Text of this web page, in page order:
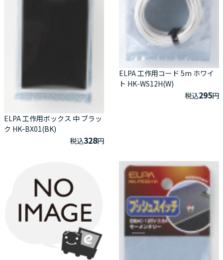
ELPA 工作用ボックス 中 ブラッ
ク HK-BX01(BK)
税込328円
ELPA 工作用コード 5m ホワイ
ト HK-WS12H(W)
税込295円